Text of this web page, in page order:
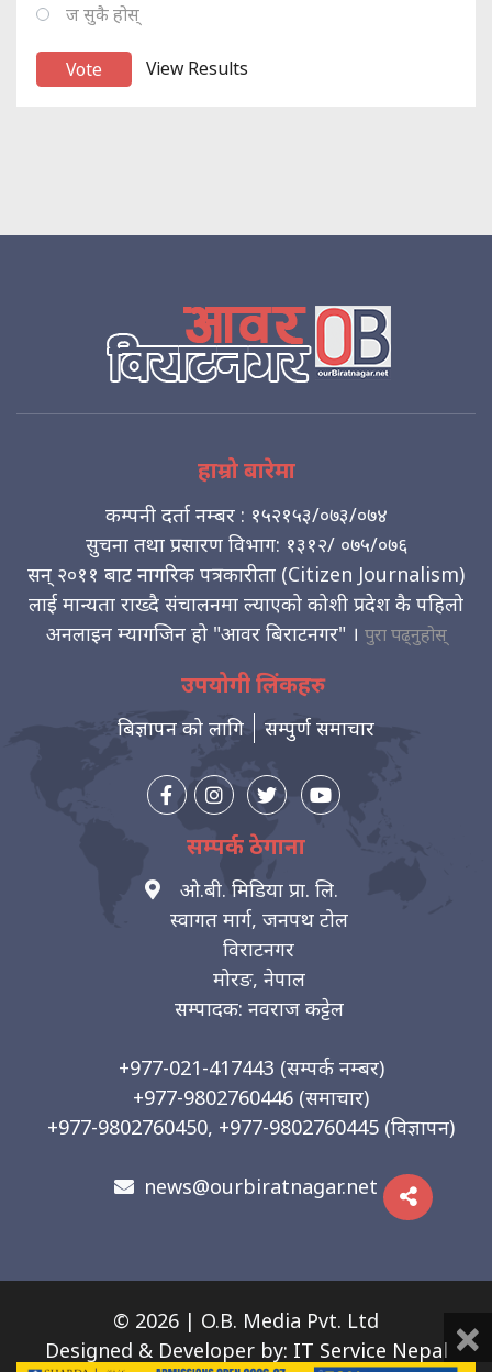
ज सुकै होस्
View Results
हाम्रो बारेमा
कम्पनी दर्ता नम्बर : १५२१५३/०७३/०७४
सुचना तथा प्रसारण विभाग: १३१२/ ०७५/०७६
सन् २०११ बाट नागरिक पत्रकारीता (Citizen Journalism)
लाई मान्यता राख्दै संचालनमा ल्याएको कोशी प्रदेश कै पहिलो
अनलाइन म्यागजिन हो "आवर बिराटनगर" । पुरा पढ्नुहोस्
उपयोगी लिंकहरु
बिज्ञापन को लागि सम्पुर्ण समाचार
सम्पर्क ठेगाना
ओ.बी. मिडिया प्रा. लि.
स्वागत मार्ग, जनपथ टोल
विराटनगर
मोरङ, नेपाल
सम्पादक: नवराज कट्टेल
+977-021-417443 (सम्पर्क नम्बर)
+977-9802760446 (समाचार)
+977-9802760450, +977-9802760445 (विज्ञापन)
news@ourbiratnagar.net
© 2026 | O.B. Media Pvt. Ltd
Designed & Developer by: IT Service Nepal ×